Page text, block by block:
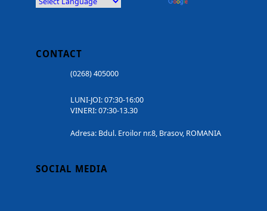
CONTACT
(0268) 405000
LUNI-JOI: 07:30-16:00
VINERI: 07:30-13.30
Adresa: Bdul. Eroilor nr.8, Brasov, ROMANIA
SOCIAL MEDIA